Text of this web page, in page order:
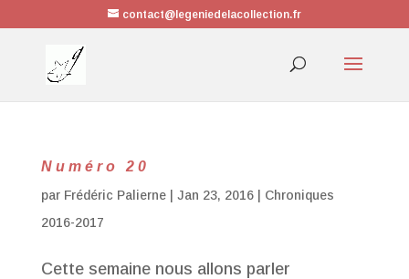
contact@legeniedelacollection.fr
Numéro 20
par Frédéric Palierne| Jan 23, 2016| Chroniques
2016-2017
Cette semaine nous allons parler